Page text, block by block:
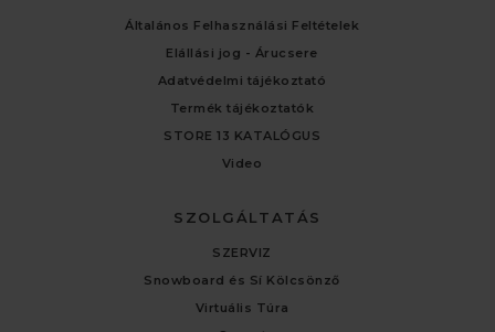
Általános Felhasználási Feltételek
Elállási jog - Árucsere
Adatvédelmi tájékoztató
Termék tájékoztatók
STORE 13 KATALÓGUS
Video
SZOLGÁLTATÁS
SZERVIZ
Snowboard és Sí Kölcsönző
Virtuális Túra